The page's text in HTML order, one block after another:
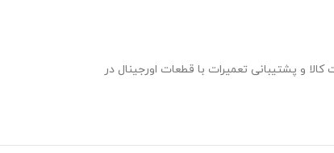
و پشتیبانی تعمیرات با قطعات اورجینال در